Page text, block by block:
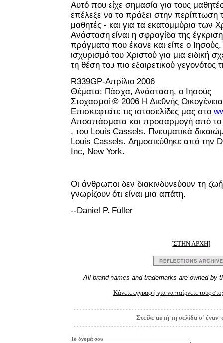
Αυτό που είχε σημασία για τους
επέλεξε να το πράξει στην περίπτωση
μαθητές - και για τα εκατομμύρια των
Ανάσταση είναι η σφραγίδα της
πράγματα που έκανε και είπε ο Ιησούς.
ισχυρισμό του Χριστού για μια ειδική
τη θέση του πιο εξαιρετικού γεγονότος
R339GP-Απρίλιο 2006
Θέματα: Πάσχα, Ανάσταση, ο Ιησούς
Στοχασμοί © 2006 Η Διεθνής Οικογένεια
Επισκεφτείτε τις ιστοσελίδες μας στο
Αποσπάσματα και προσαρμογή από το
, του Louis Cassels. Πνευματικά
Louis Cassels. Δημοσιεύθηκε από την
Inc, New York.
Οι άνθρωποι δεν διακινδυνεύουν τη
γνωρίζουν ότι είναι μια απάτη.
--Daniel P. Fuller
[ΣΤΗΝ ΑΡΧΗ]
All brand names and trademarks are owned by
Κάνετε εγγραφή για να παίρνετε τους
Στείλε αυτή τη σελίδα σ' έναν
Το όνομά σου